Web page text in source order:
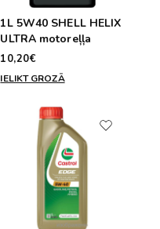
1L 5W40 SHELL HELIX
ULTRA motoreļļa
10,20€
IELIKT GROZĀ